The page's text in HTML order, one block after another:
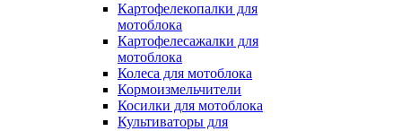
Картофелекопалки для
мотоблока
Картофелесажалки для
мотоблока
Колеса для мотоблока
Кормоизмельчители
Косилки для мотоблока
Культиваторы для